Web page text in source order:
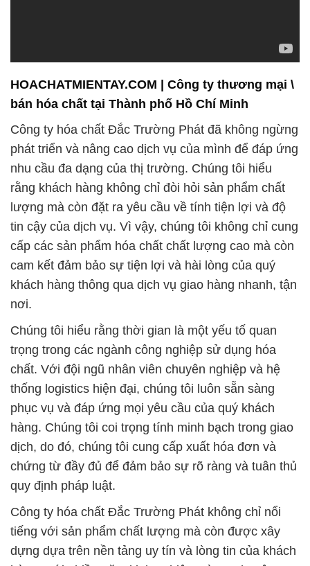
chứng từ đầy đủ để đảm bảo sự rõ ràng và tuân thủ
quy định pháp luật.
Công ty hóa chất Đắc Trường Phát không chỉ nổi
tiếng với sản phẩm chất lượng mà còn được xây
dựng dựa trên nền tảng uy tín và lòng tin của khách
hàng. Với nhiều năm kinh nghiệm và sự chuyên
nghiệp, chúng tôi đã trở thành một tên tuổi hàng
đầu trong ngành công nghiệp hóa chất tại Việt Nam.
Chúng tôi tự hào về những phản hồi tích cực và
lòng tin mà quý khách hàng đã dành cho chúng tôi
trong việc cung cấp các sản phẩm hóa chất chất
lượng cao.
Bên cạnh cam kết về chất lượng và dịch vụ, chúng
tôi cũng coi trọng việc bảo vệ môi trường. Chúng tôi
luôn tuân thủ các quy định về bảo vệ môi trường và
an toàn lao động trong quá trình sản xuất và cung
cấp hóa chất. Chúng tôi hiểu rằng sự phát triển bền
vững không thể thiếu sự chú ý đến môi trường, và
chúng tôi cam kết đóng góp vào việc bảo vệ môi
trường qua các hoạt động kinh doanh của mình.
Công ty hóa chất Đắc Trường Phát luôn không
ngừng phấn đấu để đáp ứng và vượt qua sự kỳ
vọng của khách hàng. Chúng tôi sẵn sàng hợp tác
với các đối tác trong ngành công nghiệp và mong
muốn xây dựng mối quan hệ dài hạn bền vững.
# Nơi chuyên thương mại × bán hóa chất hóa chất